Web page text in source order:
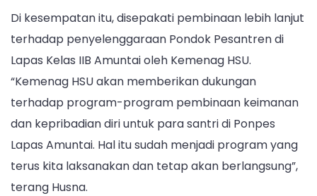
Di kesempatan itu, disepakati pembinaan lebih lanjut
terhadap penyelenggaraan Pondok Pesantren di
Lapas Kelas IIB Amuntai oleh Kemenag HSU.
“Kemenag HSU akan memberikan dukungan
terhadap program-program pembinaan keimanan
dan kepribadian diri untuk para santri di Ponpes
Lapas Amuntai. Hal itu sudah menjadi program yang
terus kita laksanakan dan tetap akan berlangsung”,
terang Husna.